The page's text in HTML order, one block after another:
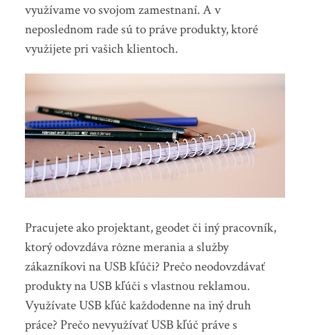
využívame vo svojom zamestnaní. A v
neposlednom rade sú to práve produkty, ktoré
využijete pri vašich klientoch.
Pracujete ako projektant, geodet či iný pracovník,
ktorý odovzdáva rôzne merania a služby
zákazníkovi na USB kľúči? Prečo neodovzdávať
produkty na USB kľúči s vlastnou reklamou.
Využívate USB kľúč každodenne na iný druh
práce? Prečo nevyužívať USB kľúč práve s